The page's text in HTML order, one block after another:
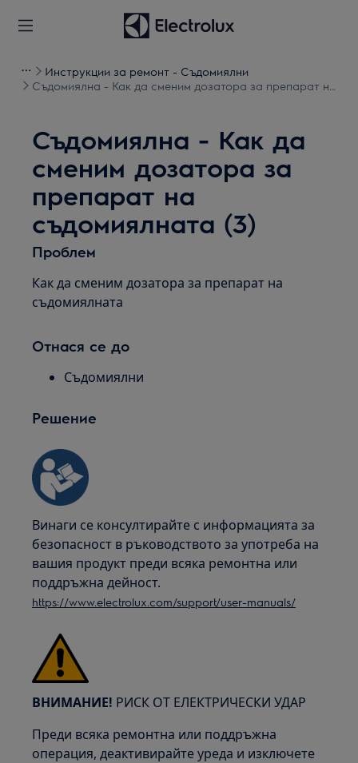
Инструкции за ремонт - Съдомиялни
Съдомиялна - Как да сменим дозатора за препарат на
Съдомиялна - Как да
сменим дозатора за
препарат на
съдомиялната (3)
Проблем
Как да сменим дозатора за препарат на
съдомиялната
Отнася се до
Съдомиялни
Решение
Винаги се консултирайте с информацията за
безопасност в ръководството за употреба на
вашия продукт преди всяка ремонтна или
поддръжна дейност.
https://www.electrolux.com/support/user-manuals/
ВНИМАНИЕ! РИСК ОТ ЕЛЕКТРИЧЕСКИ УДАР
Преди всяка ремонтна или поддръжна
операция, деактивирайте уреда и изключете